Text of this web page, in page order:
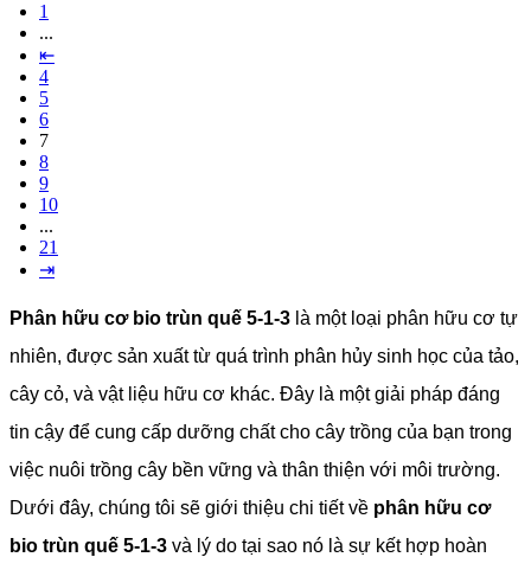
1
...
⇤
4
5
6
7
8
9
10
...
21
⇥
Phân hữu cơ bio trùn quế 5-1-3 là một loại phân hữu cơ tự
nhiên, được sản xuất từ quá trình phân hủy sinh học của tảo,
cây cỏ, và vật liệu hữu cơ khác. Đây là một giải pháp đáng
tin cậy để cung cấp dưỡng chất cho cây trồng của bạn trong
việc nuôi trồng cây bền vững và thân thiện với môi trường.
Dưới đây, chúng tôi sẽ giới thiệu chi tiết về phân hữu cơ
bio trùn quế 5-1-3 và lý do tại sao nó là sự kết hợp hoàn